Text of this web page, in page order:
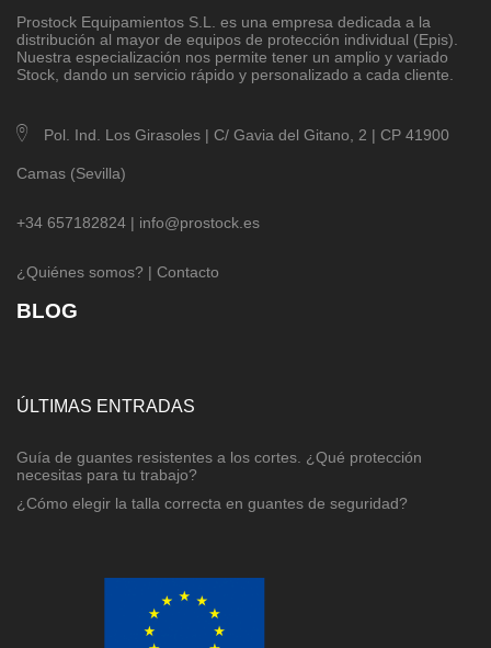
Prostock Equipamientos S.L
. es una empresa dedicada a la
distribución al mayor de equipos de protección individual (Epis).
Nuestra especialización nos permite tener un amplio y variado
Stock, dando un servicio rápido y personalizado a cada cliente.
Pol. Ind. Los Girasoles | C/ Gavia del Gitano, 2 | CP 41900
Camas (Sevilla)
+34 657182824 | info@prostock.es
¿Quiénes somos? | Contacto
BLOG
ÚLTIMAS ENTRADAS
Guía de guantes resistentes a los cortes. ¿Qué protección
necesitas para tu trabajo?
¿Cómo elegir la talla correcta en guantes de seguridad?